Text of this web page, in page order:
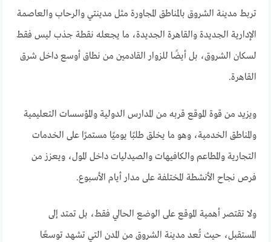
تربط مدينة الشروق بالمناطق المجاورة مثل مدينتي والرحاب والعاصمة
الإدارية الجديدة والقاهرة الجديدة، ما يجعله نقطة جذب ليس فقط
لسكان الشروق، بل أيضًا للزوار القادمين من نطاق أوسع داخل شرق
القاهرة.
ويزيد من قوة الموقع قربه من المدارس الدولية والمؤسسات التعليمية
والمناطق الخدمية، وهو ما يخلق طلبًا يوميًا مستمرًا على الخدمات
التجارية والمطاعم والكافيهات والصيدليات داخل المول، ويعزز من
فرص نجاح الأنشطة المختلفة على مدار أيام الأسبوع.
ولا تقتصر أهمية الموقع على الوضع الحالي فقط، بل تمتد إلى
المستقبل، حيث تُعد مدينة الشروق من المدن التي تشهد توسعًا